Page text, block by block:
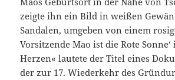
zeigte ihn ein Bild in weißen
Sandalen, umgeben von einem
Vorsitzende Mao ist die Rote
Herzen« lautete der Titel eines
der zur 17. Wiederkehr des